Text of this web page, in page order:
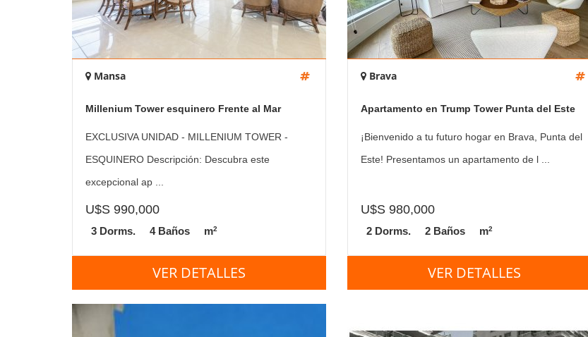
Mansa
Millenium Tower esquinero Frente al Mar
EXCLUSIVA UNIDAD - MILLENIUM TOWER -
ESQUINERO Descripción: Descubra este
excepcional ap ...
U$S 990,000
3 Dorms. 4 Baños m2
VER DETALLES
Brava
Apartamento en Trump Tower Punta del Este
¡Bienvenido a tu futuro hogar en Brava, Punta del
Este! Presentamos un apartamento de l ...
U$S 980,000
2 Dorms. 2 Baños m2
VER DETALLES